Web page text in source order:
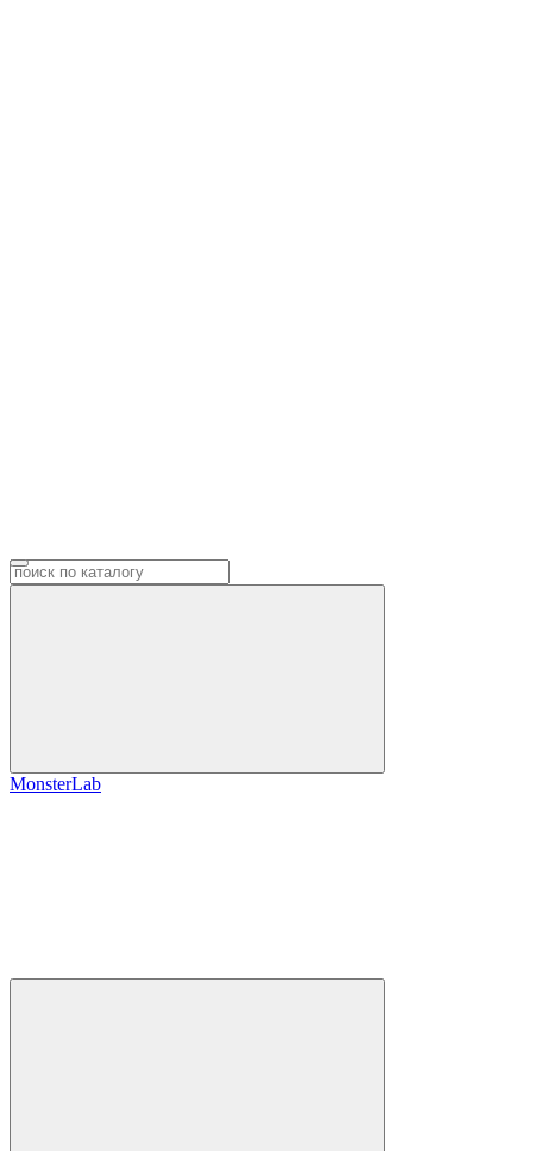
MonsterLab